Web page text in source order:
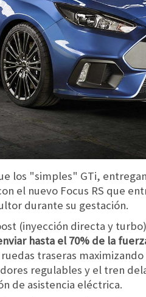
los "simples" GTi,
el nuevo Focus RS que
durante su gestación.
(inyección directa y
hasta el 70% de la
traseras
regulables y el tren
de asistencia eléctrica.